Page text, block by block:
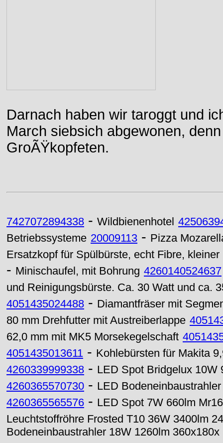
Darnach haben wir taroggt und
March siebsich abgewonen,
GroÃŸkopfeten.
7427072894338 - Wildbienenhotel
Betriebssysteme 20009113 - Pizza
Ersatzkopf für Spülbürste, echt Fibre, kleiner
- Minischaufel, mit Bohrung 4260140524637
und Reinigungsbürste. Ca. 30 Watt und ca.
4051435024488 - Diamantfräser mit
80 mm Drehfutter mit Austreiberlappe
62,0 mm mit MK5 Morsekegelschaft
4051435013611 - Kohlebürsten für Makita
4260339999338 - LED Spot Bridgelux 10W
4260365570730 - LED
4260365565576 - LED Spot 7W 660lm
Leuchtstoffröhre Frosted T10 36W 3400lm
Bodeneinbaustrahler 18W 1260lm